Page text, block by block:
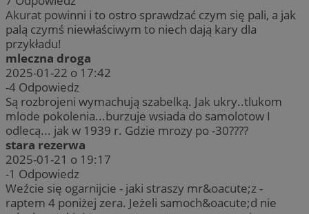
Akurat powinni i to ostro sprawdzać czym się pali, a jak
palą czymś niewłaściwym to niech dają kary dla
przykładu!
mleczna droga
2025-01-22 o 17:42
-4 Odpowiedz
Są rozbrojeni wymachują szabelką. Jak ukry..tlukom
mlode pokolenia...burzuje wsiada do samolotow I
odlecą... jak w 1939 r. Gdzie mrozy po -30????
stara rezerwa
2025-01-21 o 19:17
-1 Odpowiedz
Weźcie się ogarnijcie - jaki straszy mr&oacute;z -
raptem 4 poniżej zera. Jeżeli samoch&oacute;d nie